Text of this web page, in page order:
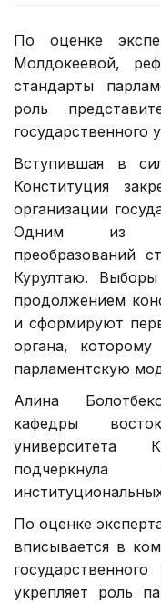
По оценке
Молдокеевой,
стандарты
роль
государственного
Вступившая в
Конституция
организации
Одним из
преобразований
Курултаю.
продолжением
и сформируют
органа,
парламентскую
Алина
кафедры
университета
подчеркнула
По оценке
вписывается в
укрепляет роль